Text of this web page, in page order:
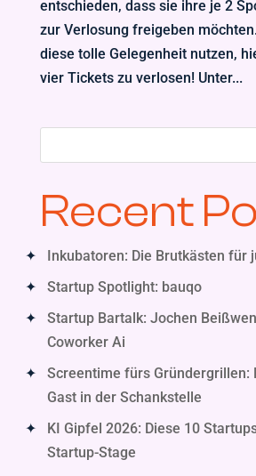
entschieden, dass sie ihre je 2
zur Verlosung freigeben
diese tolle Gelegenheit nutzen,
vier Tickets zu verlosen! Unter...
Recent
Inkubatoren: Die Brutkästen für
Startup Spotlight: bauqo
Startup Bartalk: Jochen
Coworker Ai
Screentime fürs Gründergrillen:
Gast in der Schankstelle
KI Gipfel 2026: Diese 10
Startup-Stage